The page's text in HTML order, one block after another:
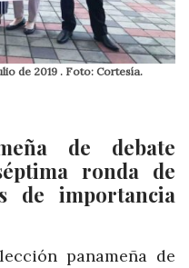
de 2019 . Foto: Cortesía.
de debate
ronda de
de importancia
panameña de